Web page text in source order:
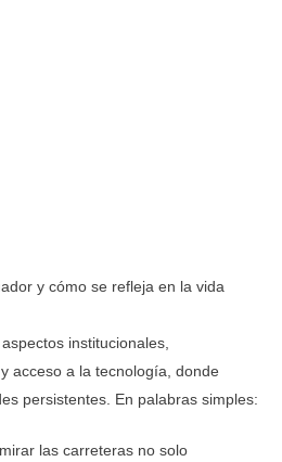
y cómo se refleja en la vida
institucionales,
acceso a la tecnología, donde
persistentes. En palabras simples:
las carreteras no solo